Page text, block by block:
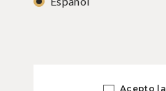
Acepto la